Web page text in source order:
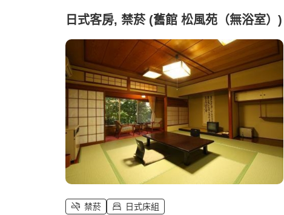
日式客房, 禁菸 (舊館 松風苑（無浴室）)
禁菸 日式床組